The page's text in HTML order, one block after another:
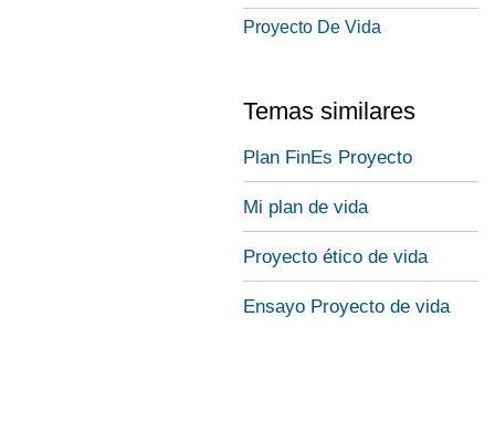
Proyecto De Vida
Temas similares
Plan FinEs Proyecto
Mi plan de vida
Proyecto ético de vida
Ensayo Proyecto de vida